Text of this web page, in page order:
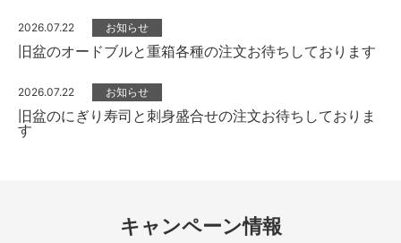
2026.07.22 お知らせ
旧盆のオードブルと重箱各種の注文お待ちしております
2026.07.22 お知らせ
旧盆のにぎり寿司と刺身盛合せの注文お待ちしておりま
す
キャンペーン情報